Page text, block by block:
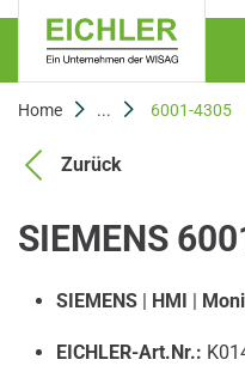
Home ... 6001-4305
Zurück
SIEMENS
SIEMENS | HMI |
EICHLER-Art.Nr.: